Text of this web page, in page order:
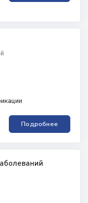
Подробнее